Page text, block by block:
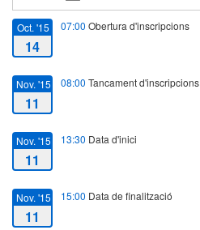
Oct. '15
14
07:00 Obertura d'inscripcions
Nov. '15
11
08:00 Tancament d'inscripcions
Nov. '15
11
13:30 Data d'inici
Nov. '15
11
15:00 Data de finalització